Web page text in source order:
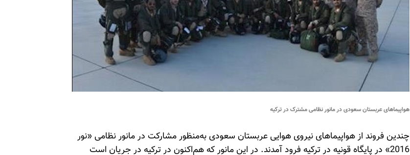
هواپیماهای عربستان سعودی در مانور نظامی مشترک در ترکیه
چندین فروند از هواپیماهای نیروی هوایی عربستان سعودی به‌منظور مشارکت در مانور نظامی «نور
2016» در پایگاه قونیه در ترکیه فرود آمدند. در این مانور که هم‌اکنون در ترکیه در جریان است